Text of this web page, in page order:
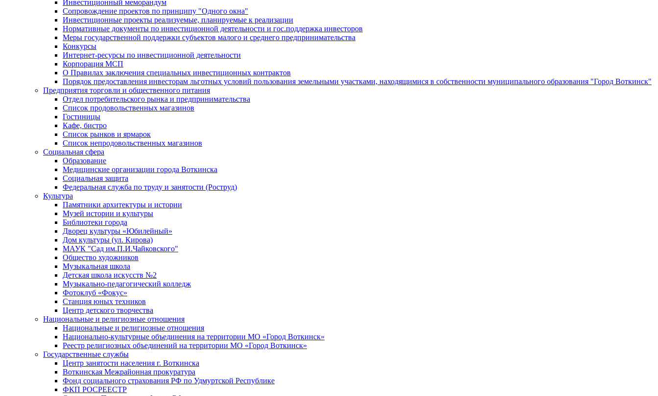
Инвестиционный меморандум
Сопровождение проектов по принципу "Oдного окна"
Инвестиционные проекты реализуемые, планируемые к реализации
Нормативные документы по инвестиционной деятельности и гос.поддержка инвесторов
Меры государственной поддержки субъектов малого и среднего предпринимательства
Конкурсы
Интернет-ресурсы по инвестиционной деятельности
Корпорация МСП
О Правилах заключения специальных инвестиционных контрактов
Порядок предоставления инвесторам льготных условий пользования земельными участками, находящимися в собственности муниципального образования "Город Воткинск"
Предприятия торговли и общественного питания
Отдел потребительского рынка и предпринимательства
Список продовольственных магазинов
Гостиницы
Кафе, бистро
Cписок рынков и ярмарок
Список непродовольственных магазинов
Социальная сфера
Образование
Медицинские организации города Воткинска
Социальная защита
Федеральная служба по труду и занятости (Роструд)
Культура
Памятники архитектуры и истории
Музей истории и культуры
Библиотеки города
Дворец культуры «Юбилейный»
Дом культуры (ул. Кирова)
МАУК "Сад им.П.И.Чайковского"
Общество художников
Музыкальная школа
Детская школа искусств №2
Музыкально-педагогический колледж
Фотоклуб «Фокус»
Станция юных техников
Центр детского творчества
Национальные и религиозные отношения
Национальные и религиозные отношения
Национально-культурные объединения на территории МО «Город Воткинск»
Реестр религиозных объединений на территории МО «Город Воткинск»
Государственные службы
Центр занятости населения г. Воткинска
Воткинская Межрайонная прокуратура
Фонд социального страхования РФ по Удмуртской Республике
ФКП РОСРЕЕСТР